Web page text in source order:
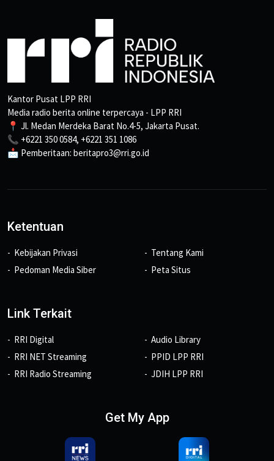
Kantor Pusat LPP RRI
Media radio berita online terpercaya - LPP RRI
📍 Jl. Medan Merdeka Barat No.4-5, Jakarta Pusat.
📞 +6221 350 0584, +6221 351 1086
📩 Pemberitaan: beritapro3@rri.go.id
Ketentuan
Kebijakan Privasi
Pedoman Media Siber
Tentang Kami
Peta Situs
Link Terkait
RRI Digital
RRI NET Streaming
RRI Radio Streaming
Audio Library
PPID LPP RRI
JDIH LPP RRI
Get My App